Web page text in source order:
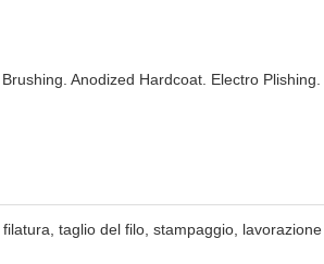
Anodized Hardcoat. Electro Plishing.
taglio del filo, stampaggio,